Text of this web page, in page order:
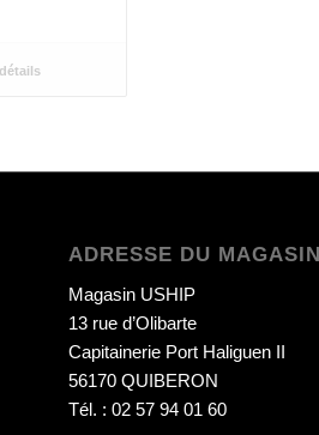
ADRESSE DU MAGASIN
Magasin USHIP
13 rue d’Olibarte
Capitainerie Port Haliguen II
56170 QUIBERON
Tél. : 02 57 94 01 60